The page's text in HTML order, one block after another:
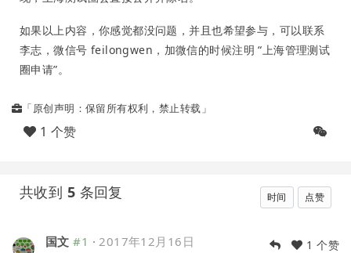
如果以上内容，你感觉都没问题，并且也希望参与，可以联系
李志，微信号 feilongwen，加微信的时候注明 “上海管理测试
圈申请”。
「原创声明：保留所有权利，禁止转载」
1 个赞
共收到 5 条回复 时间 点赞
国文 #1 · 2017年12月16日
1 个赞